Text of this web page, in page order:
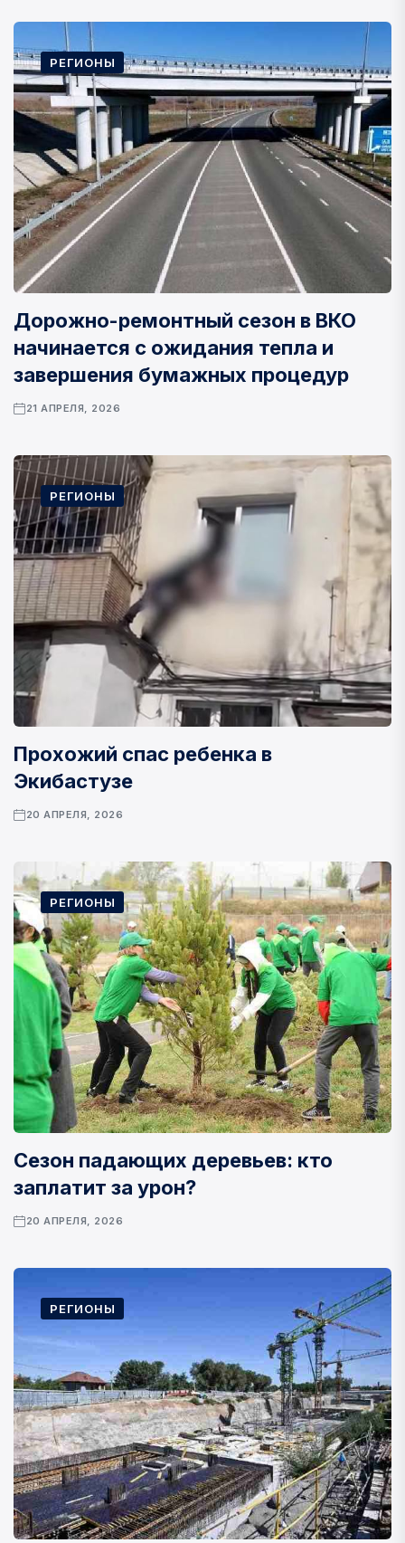
РЕГИОНЫ
Дорожно-ремонтный сезон в ВКО
начинается с ожидания тепла и
завершения бумажных процедур
21 АПРЕЛЯ, 2026
РЕГИОНЫ
Прохожий спас ребенка в
Экибастузе
20 АПРЕЛЯ, 2026
РЕГИОНЫ
Сезон падающих деревьев: кто
заплатит за урон?
20 АПРЕЛЯ, 2026
РЕГИОНЫ